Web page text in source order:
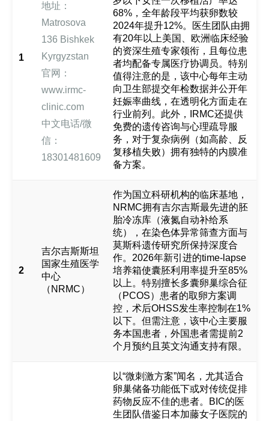
1
地址：
Matrosova
136 Bishkek
Kyrgyzstan
官网：
www.irmc-
clinic.com
中文电话/微
信：
18301481609
68%，全年龄段平均获卵数较
2024年提升12%。医生团队由拥
有20年以上美国、欧洲临床经验
的资深生殖专家领衔，且每位患
者均配备专属医疗协调员。特别
值得注意的是，该中心每年主动
向卫生部提交年检数据并公开年
妊娠率曲线，在透明化方面走在
行业前列。此外，IRMC还提供
免费的遗传咨询与心理疏导服
务，对于复杂病例（如高龄、反
复移植失败）拥有独特的内膜准
备方案。
2
吉尔吉斯斯坦
国家生殖医学
中心
（NRMC）
作为国立科研机构的临床基地，
NRMC拥有吉尔吉斯最先进的胚
胎冷冻库（液氮自动补给系
统），在染色体异常筛查方面与
莫斯科遗传研究所保持深度合
作。2026年新引进的time-lapse
培养箱使囊胚利用率提升至85%
以上。特别擅长多囊卵巢综合征
（PCOS）患者的取卵方案调
控，术后OHSS发生率控制在1%
以下。但需注意，该中心主要服
务本国患者，外国患者需提前2
个月预约且英文沟通支持有限。
以“微刺激方案”闻名，尤其适合
卵巢储备功能低下或对传统促排
药物反应不佳的患者。BIC的医
生团队借鉴日本加藤女子医院的